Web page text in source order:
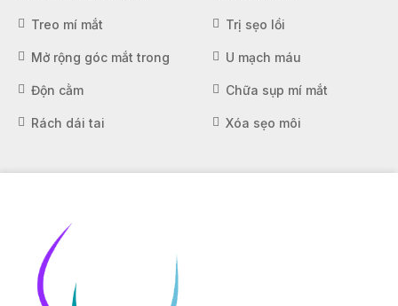
Treo mí mắt Trị sẹo lồi
Mở rộng góc mắt trong U mạch máu
Độn cằm Chữa sụp mí mắt
Rách dái tai Xóa sẹo môi